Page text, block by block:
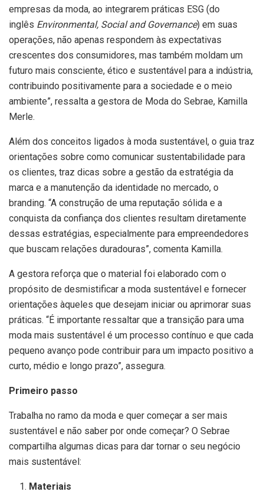
empresas da moda, ao integrarem práticas ESG (do
inglês Environmental, Social and Governance) em suas
operações, não apenas respondem às expectativas
crescentes dos consumidores, mas também moldam um
futuro mais consciente, ético e sustentável para a indústria,
contribuindo positivamente para a sociedade e o meio
ambiente”, ressalta a gestora de Moda do Sebrae, Kamilla
Merle.
Além dos conceitos ligados à moda sustentável, o guia traz
orientações sobre como comunicar sustentabilidade para
os clientes, traz dicas sobre a gestão da estratégia da
marca e a manutenção da identidade no mercado, o
branding. “A construção de uma reputação sólida e a
conquista da confiança dos clientes resultam diretamente
dessas estratégias, especialmente para empreendedores
que buscam relações duradouras”, comenta Kamilla.
A gestora reforça que o material foi elaborado com o
propósito de desmistificar a moda sustentável e fornecer
orientações àqueles que desejam iniciar ou aprimorar suas
práticas. “É importante ressaltar que a transição para uma
moda mais sustentável é um processo contínuo e que cada
pequeno avanço pode contribuir para um impacto positivo a
curto, médio e longo prazo”, assegura.
Primeiro passo
Trabalha no ramo da moda e quer começar a ser mais
sustentável e não saber por onde começar? O Sebrae
compartilha algumas dicas para dar tornar o seu negócio
mais sustentável:
Materiais